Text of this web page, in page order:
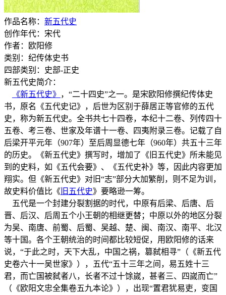
作品名称： 新五代史
创作年代：宋代
作者：欧阳修
类别：纪传体史书
四部类别：史部-正史
新五代史简介：
《新五代史》 ，“二十四史”之一。是宋欧阳修撰纪传体史
书，原名《五代史记》，后世为区别于薛居正等官修的五代
史，称为新五代史。全书共七十四卷，本纪十二卷、列传四十
五卷、考三卷、世家及年谱十一卷、四夷附录三卷。记载了自
后梁开平元年（907年）至后周显德七年（960年）共五十三年
的历史。《新五代史》撰写时，增加了《旧五代史》所未能见
到的史料，如《五代会要》、《五代史补》等，因此内容更加
翔实。但《新五代史》对旧“志”部分大加繁削，则不足为训，
故史料价值比《 旧五代史》要略逊一筹。
五代是一个封建分裂割据的时代，中原有后梁、后唐、后
晋、后汉、后周五个小王朝的相继更替；中原以外的地区分裂
为吴、南唐、前蜀、后蜀、吴越、楚、闽、南汉、南平、北汉
等十国。各个王朝统治的时间都比较短促，用欧阳修的话来
说，“于此之时，天下大乱，中国之祸，篡弑相寻”（《新五代
史卷六十一吴世家》），五代“五十三年之间，易五姓十三
君，而亡国被弑者八，长者不过十馀嵗，甚者三、四嵗而亡”
（《欧阳文忠全集卷五九本论》），出现“置君犹易吏，变国